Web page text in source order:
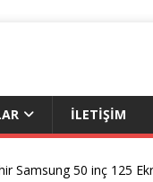
ILETIŞIM
Samsung 50 inç 125